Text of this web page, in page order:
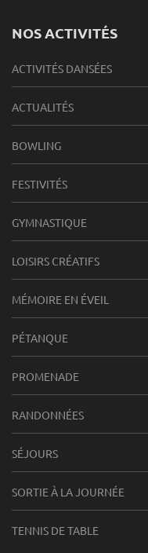
NOS ACTIVITÉS
ACTIVITÉS DANSÉES
ACTUALITÉS
BOWLING
FESTIVITÉS
GYMNASTIQUE
LOISIRS CRÉATIFS
MÉMOIRE EN ÉVEIL
PÉTANQUE
PROMENADE
RANDONNÉES
SÉJOURS
SORTIE À LA JOURNÉE
TENNIS DE TABLE